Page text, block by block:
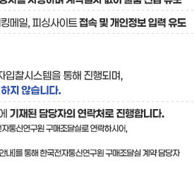
기술사업화플랫폼/기술이전
기술예고 중소기업 지원